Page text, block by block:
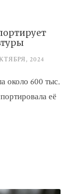
2024
около 600 тыс.
её